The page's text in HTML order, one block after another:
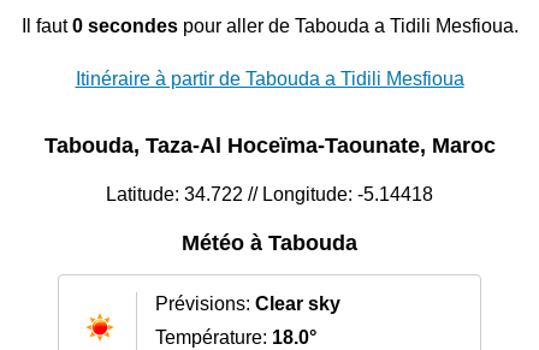
Il faut0 secondespour aller de Tabouda a Tidili Mesfioua.
Itinéraire à partir de Tabouda a Tidili Mesfioua
Tabouda, Taza-Al Hoceïma-Taounate, Maroc
Latitude: 34.722 // Longitude: -5.14418
Météo à Tabouda
Prévisions: Clear sky
Température: 18.0°